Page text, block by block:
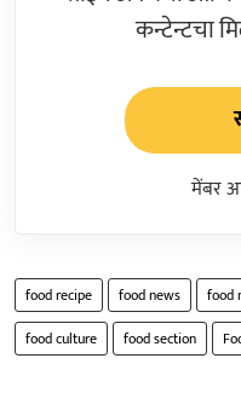
कन्टेन्टचा
मेंबर
food recipe food news food
food culture
food section